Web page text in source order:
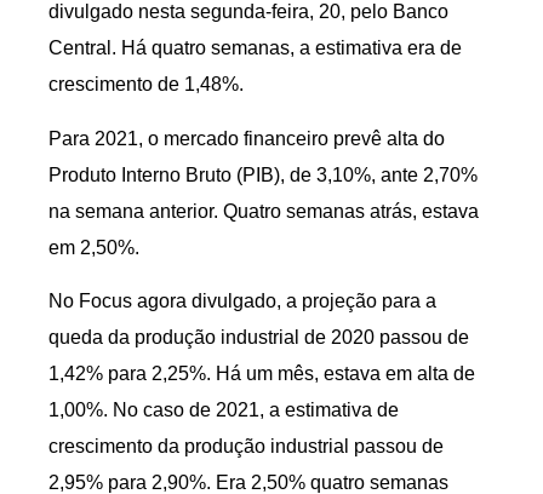
divulgado nesta segunda-feira, 20, pelo Banco
Central. Há quatro semanas, a estimativa era de
crescimento de 1,48%.
Para 2021, o mercado financeiro prevê alta do
Produto Interno Bruto (PIB), de 3,10%, ante 2,70%
na semana anterior. Quatro semanas atrás, estava
em 2,50%.
No Focus agora divulgado, a projeção para a
queda da produção industrial de 2020 passou de
1,42% para 2,25%. Há um mês, estava em alta de
1,00%. No caso de 2021, a estimativa de
crescimento da produção industrial passou de
2,95% para 2,90%. Era 2,50% quatro semanas